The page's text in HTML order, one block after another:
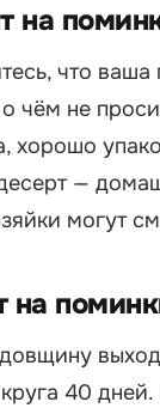
на
что
чём не
хорошо
—
могут
на
40